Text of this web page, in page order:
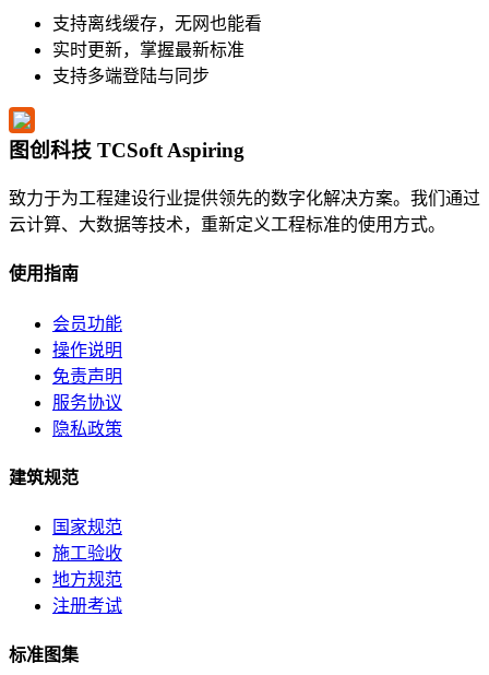
支持离线缓存，无网也能看
实时更新，掌握最新标准
支持多端登陆与同步
图创科技 TCSoft Aspiring
致力于为工程建设行业提供领先的数字化解决方案。我们通过
云计算、大数据等技术，重新定义工程标准的使用方式。
使用指南
会员功能
操作说明
免责声明
服务协议
隐私政策
建筑规范
国家规范
施工验收
地方规范
注册考试
标准图集